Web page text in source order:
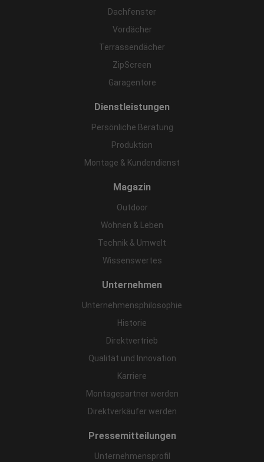
Dachfenster
Vordächer
Terrassendächer
ZipScreen
Garagentore
Dienstleistungen
Persönliche Beratung
Produktion
Montage & Kundendienst
Magazin
Outdoor
Wohnen & Leben
Technik & Umwelt
Wissenswertes
Unternehmen
Unternehmensphilosophie
Historie
Direktvertrieb
Qualität und Innovation
Karriere
Montagepartner werden
Direktverkäufer werden
Pressemitteilungen
Unternehmensprofil